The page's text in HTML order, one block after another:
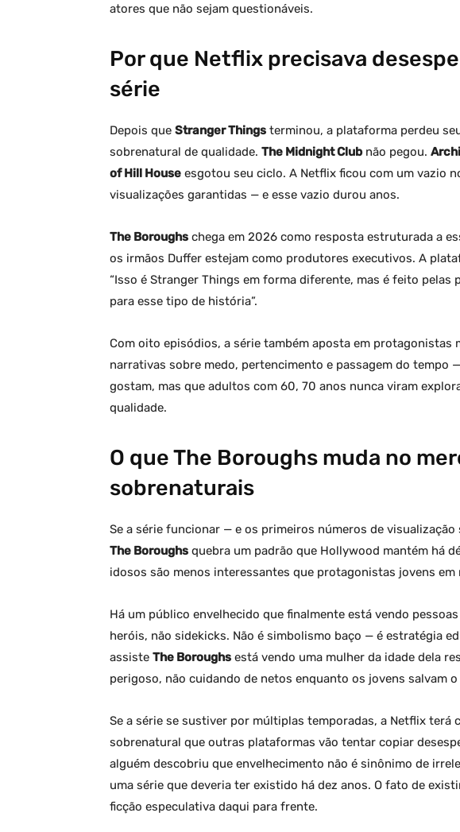
atores que não sejam questionáveis.
Por que Netflix precisava
série
Depois que Stranger Things terminou, a plataforma perdeu
sobrenatural de qualidade. The Midnight Clubnão pegou.
of Hill House esgotou seu ciclo. A Netflix ficou com um vazio
visualizações garantidas — e esse vazio durou anos.
The Boroughs chega em 2026 como resposta estruturada a
os irmãos Duffer estejam como produtores executivos. A
“Isso é Stranger Things em forma diferente, mas é feito pelas
para esse tipo de história”.
Com oito episódios, a série também aposta em protagonistas
narrativas sobre medo, pertencimento e passagem do tempo
gostam, mas que adultos com 60, 70 anos nunca viram
qualidade.
O que The Boroughs muda no
sobrenaturais
Se a série funcionar — e os primeiros números de
The Boroughs quebra um padrão que Hollywood mantém há
idosos são menos interessantes que protagonistas jovens
Há um público envelhecido que finalmente está vendo
heróis, não sidekicks. Não é simbolismo baço — é estratégia
assiste The Boroughs está vendo uma mulher da idade dela
perigoso, não cuidando de netos enquanto os jovens salvam o
Se a série se sustiver por múltiplas temporadas, a Netflix terá
sobrenatural que outras plataformas vão tentar copiar
alguém descobriu que envelhecimento não é sinônimo de
uma série que deveria ter existido há dez anos. O fato de
ficção especulativa daqui para frente.